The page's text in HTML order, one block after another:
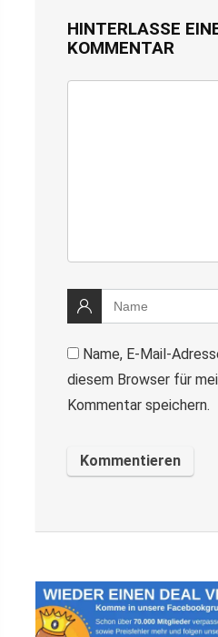
HINTERLASSE
KOMMENTAR
Name, E-Mail-
diesem Browser für
Kommentar speichern.